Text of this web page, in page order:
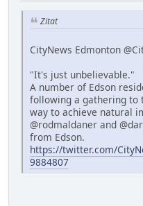
Zitat
CityNews Edmonton
"It's just unbelievable."
A number of Edson
following a gathering to
way to achieve natural
@rodmaldaner and
from Edson.
https://twitter.com/
9884807